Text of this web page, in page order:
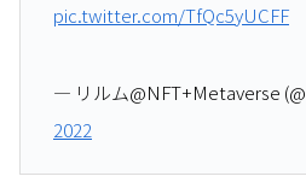
pic.twitter.com/TfQc5yUCFF
— リルム@NFT+Metaverse
2022